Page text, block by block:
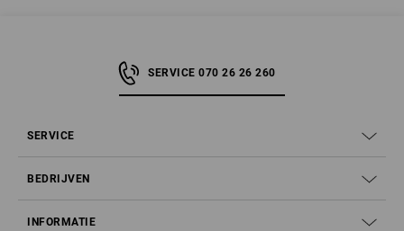
SERVICE 070 26 26 260
SERVICE
BEDRIJVEN
INFORMATIE